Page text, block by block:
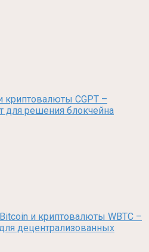
криптовалюты CGPT –
для решения блокчейна
и криптовалюты WBTC –
децентрализованных